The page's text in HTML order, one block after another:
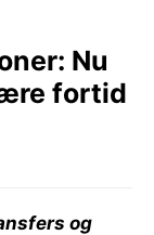
Nu
fortid
og